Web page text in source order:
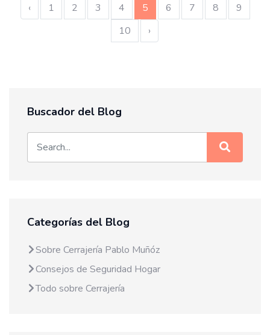
‹ 1 2 3 4 5 6 7 8
9
10
›
Buscador del Blog
Categorías del Blog
Sobre Cerrajería Pablo Muñóz
Consejos de Seguridad Hogar
Todo sobre Cerrajería